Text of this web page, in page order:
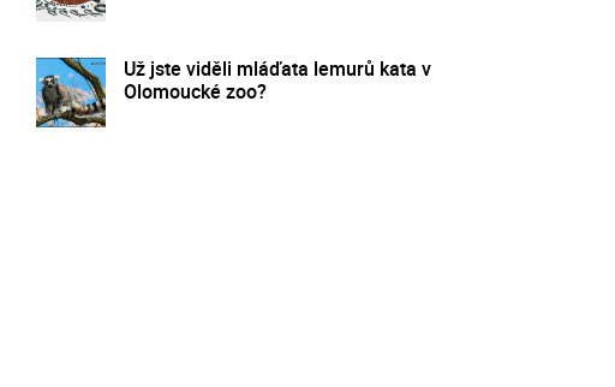
Už jste viděli mláďata lemurů kata v
Olomoucké zoo?